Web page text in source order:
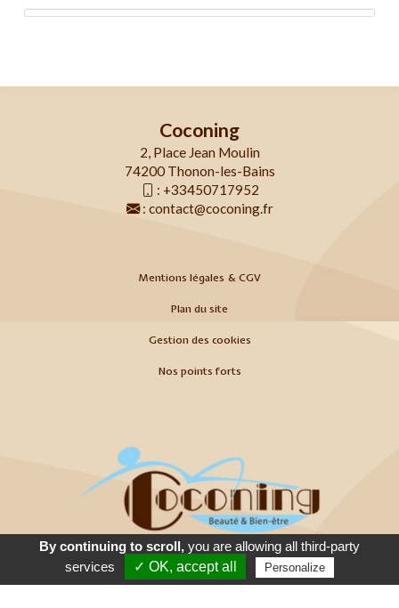
Coconing
2, Place Jean Moulin
74200 Thonon-les-Bains
: +33450717952
: contact@coconing.fr
Mentions légales & CGV
Plan du site
Gestion des cookies
Nos points forts
Appeler E-Mail Venir
By continuing to scroll,you are allowing all third-party
services
✓ OK, accept all Personalize